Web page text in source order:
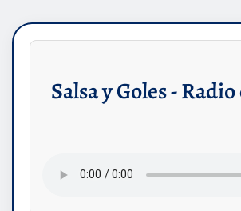
Salsa y Goles -